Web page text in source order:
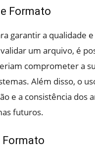
Formato
garantir a qualidade
um arquivo, é
comprometer a
Além disso, o
e a consistência dos
futuros.
Formato